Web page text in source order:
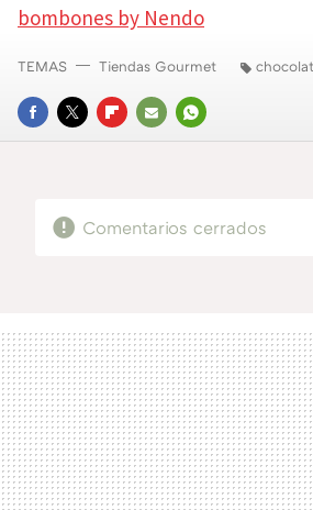
bombones by Nendo
FACEBOOK
TWITTERFLIPBOARD
E-
WHATSAPP
TEMAS Tiendas Gourmet
Comentarios cerrados